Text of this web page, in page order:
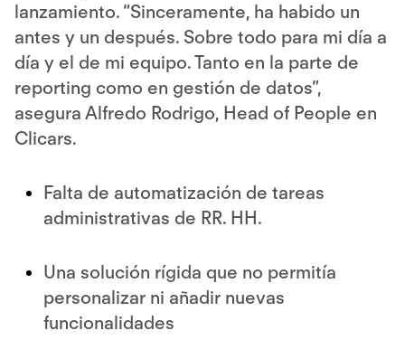
lanzamiento. “Sinceramente, ha habido un
antes y un después. Sobre todo para mi día a
día y el de mi equipo. Tanto en la parte de
reporting como en gestión de datos”,
asegura Alfredo Rodrigo, Head of People en
Clicars.
Falta de automatización de tareas
administrativas de RR. HH.
Una solución rígida que no permitía
personalizar ni añadir nuevas
funcionalidades